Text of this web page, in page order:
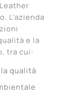
L’azienda
e la
tra cui:
qualità